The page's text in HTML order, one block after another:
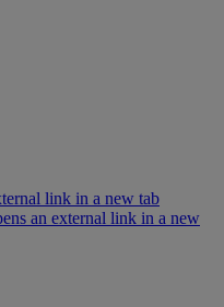
link in a new tab
an external link in a new